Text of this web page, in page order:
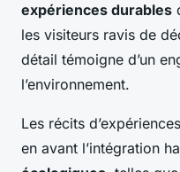
expériences durables
les visiteurs ravis de
détail témoigne d’un
l’environnement.
Les récits
en avant l’intégration